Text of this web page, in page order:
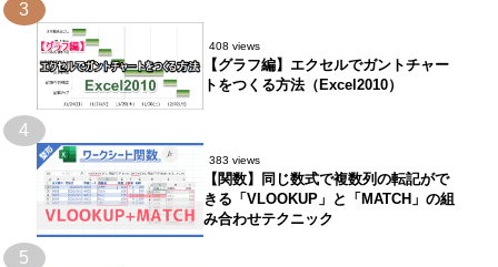
3
408 views
【グラフ編】エクセルでガントチャー
トをつくる方法（Excel2010）
4
383 views
【関数】同じ数式で複数列の転記がで
きる「VLOOKUP」と「MATCH」の組
み合わせテクニック
5